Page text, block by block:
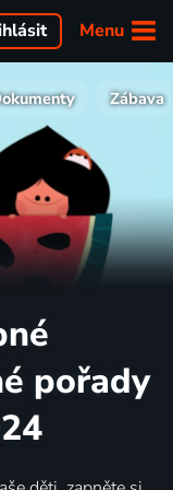
Menu
Zábava
pořady